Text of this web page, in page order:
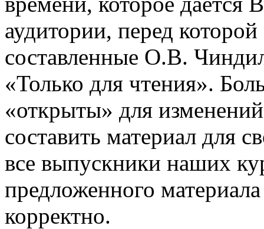
аудитории, перед
составленные О.В.
«Только для чтения».
«открыты» для
составить материал для
все выпускники наших
предложенного
корректно.